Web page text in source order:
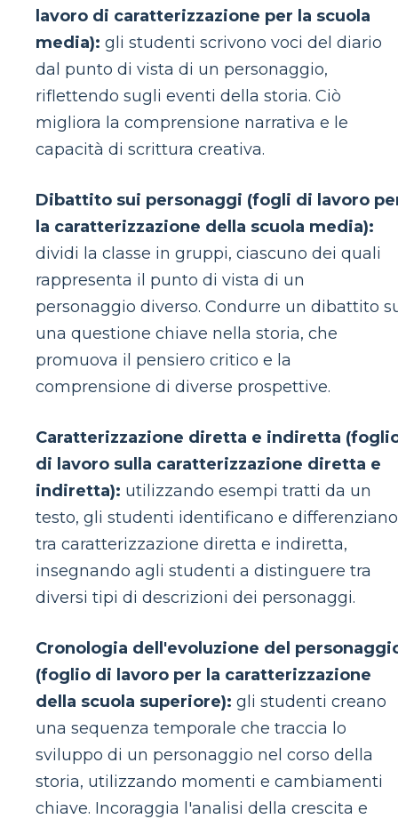
lavoro di caratterizzazione per la scuola
media): gli studenti scrivono voci del diario
dal punto di vista di un personaggio,
riflettendo sugli eventi della storia. Ciò
migliora la comprensione narrativa e le
capacità di scrittura creativa.
Dibattito sui personaggi (fogli di lavoro
la caratterizzazione della scuola media):
dividi la classe in gruppi, ciascuno dei quali
rappresenta il punto di vista di un
personaggio diverso. Condurre un dibattito
una questione chiave nella storia, che
promuova il pensiero critico e la
comprensione di diverse prospettive.
Caratterizzazione diretta e indiretta
di lavoro sulla caratterizzazione diretta e
indiretta): utilizzando esempi tratti da un
testo, gli studenti identificano e differenziano
tra caratterizzazione diretta e indiretta,
insegnando agli studenti a distinguere tra
diversi tipi di descrizioni dei personaggi.
Cronologia dell'evoluzione del
(foglio di lavoro per la caratterizzazione
della scuola superiore): gli studenti creano
una sequenza temporale che traccia lo
sviluppo di un personaggio nel corso della
storia, utilizzando momenti e cambiamenti
chiave. Incoraggia l'analisi della crescita e